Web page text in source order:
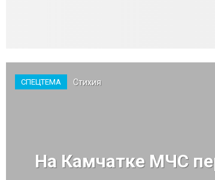
СПЕЦТЕМА Стихия
На Камчатке МЧС